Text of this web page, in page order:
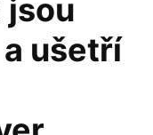
jsou
ušetří